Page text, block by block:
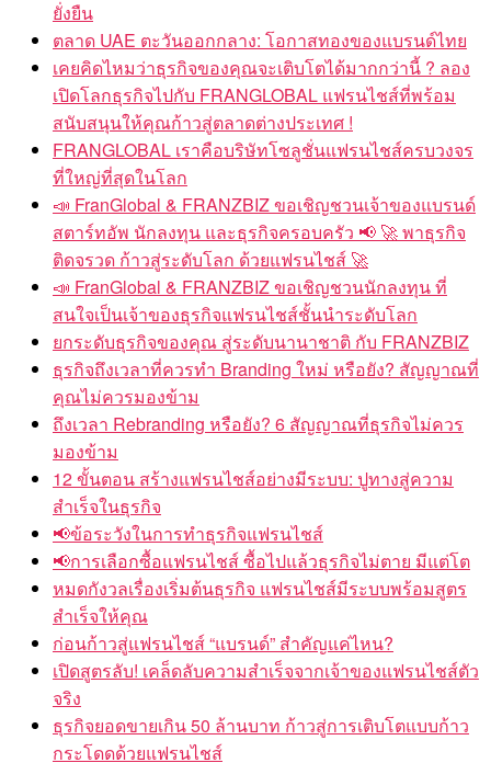
ยั่งยืน
ตลาด UAE ตะวันออกกลาง: โอกาสทองของแบรนด์ไทย
เคยคิดไหมว่าธุรกิจของคุณจะเติบโตได้มากกว่านี้ ? ลอง
เปิดโลกธุรกิจไปกับ FRANGLOBAL แฟรนไชส์ที่พร้อม
สนับสนุนให้คุณก้าวสู่ตลาดต่างประเทศ !
FRANGLOBAL เราคือบริษัทโซลูชั่นแฟรนไชส์ครบวงจร
ที่ใหญ่ที่สุดในโลก
📣 FranGlobal & FRANZBIZ ขอเชิญชวนเจ้าของแบรนด์
สตาร์ทอัพ นักลงทุน และธุรกิจครอบครัว 📢 🚀 พาธุรกิจ
ติดจรวด ก้าวสู่ระดับโลก ด้วยแฟรนไชส์ 🚀
📣 FranGlobal & FRANZBIZ ขอเชิญชวนนักลงทุน ที่
สนใจเป็นเจ้าของธุรกิจแฟรนไชส์ชั้นนำระดับโลก
ยกระดับธุรกิจของคุณ สู่ระดับนานาชาติ กับ FRANZBIZ
ธุรกิจถึงเวลาที่ควรทำ Branding ใหม่ หรือยัง? สัญญาณที่
คุณไม่ควรมองข้าม
ถึงเวลา Rebranding หรือยัง? 6 สัญญาณที่ธุรกิจไม่ควร
มองข้าม
12 ขั้นตอน สร้างแฟรนไชส์อย่างมีระบบ: ปูทางสู่ความ
สำเร็จในธุรกิจ
📢ข้อระวังในการทำธุรกิจแฟรนไชส์
📢การเลือกซื้อแฟรนไชส์ ซื้อไปแล้วธุรกิจไม่ตาย มีแต่โต
หมดกังวลเรื่องเริ่มต้นธุรกิจ แฟรนไชส์มีระบบพร้อมสูตร
สำเร็จให้คุณ
ก่อนก้าวสู่แฟรนไชส์ “แบรนด์” สำคัญแค่ไหน?
เปิดสูตรลับ! เคล็ดลับความสำเร็จจากเจ้าของแฟรนไชส์ตัว
จริง
ธุรกิจยอดขายเกิน 50 ล้านบาท ก้าวสู่การเติบโตแบบก้าว
กระโดดด้วยแฟรนไชส์